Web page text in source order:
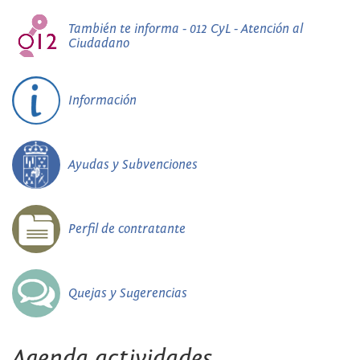
También te informa - 012 CyL - Atención al
Ciudadano
Información
Ayudas y Subvenciones
Perfil de contratante
Quejas y Sugerencias